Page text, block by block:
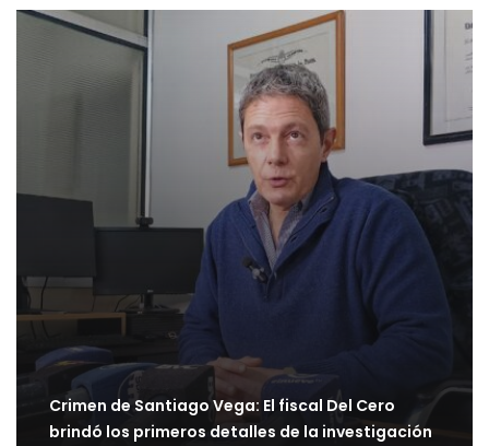
Crimen de Santiago Vega: El fiscal Del Cero
brindó los primeros detalles de la investigación